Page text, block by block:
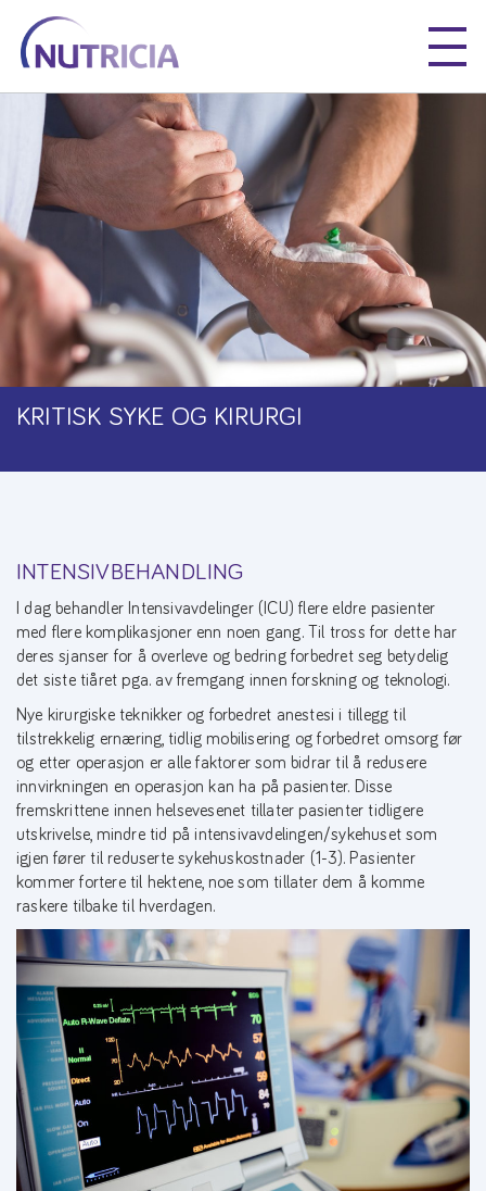
Nutricia
Nutricia
Nutricia
KRITISK SYKE OG KIRURGI
INTENSIVBEHANDLING
I dag behandler Intensivavdelinger (ICU) flere eldre pasienter
med flere komplikasjoner enn noen gang. Til tross for dette har
deres sjanser for å overleve og bedring forbedret seg betydelig
det siste tiåret pga. av fremgang innen forskning og teknologi.
Nye kirurgiske teknikker og forbedret anestesi i tillegg til
tilstrekkelig ernæring, tidlig mobilisering og forbedret omsorg før
og etter operasjon er alle faktorer som bidrar til å redusere
innvirkningen en operasjon kan ha på pasienter. Disse
fremskrittene innen helsevesenet tillater pasienter tidligere
utskrivelse, mindre tid på intensivavdelingen/sykehuset som
igjen fører til reduserte sykehuskostnader (1-3). Pasienter
kommer fortere til hektene, noe som tillater dem å komme
raskere tilbake til hverdagen.